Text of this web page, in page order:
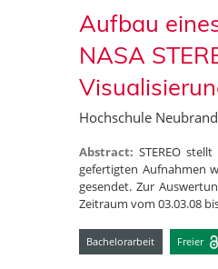
Aufbau
NASA
Hochschule
Abstract: STEREO
gefertigten Aufnahmen
gesendet. Zur
Zeitraum vom 03.03.08
Bachelorarbeit Freier